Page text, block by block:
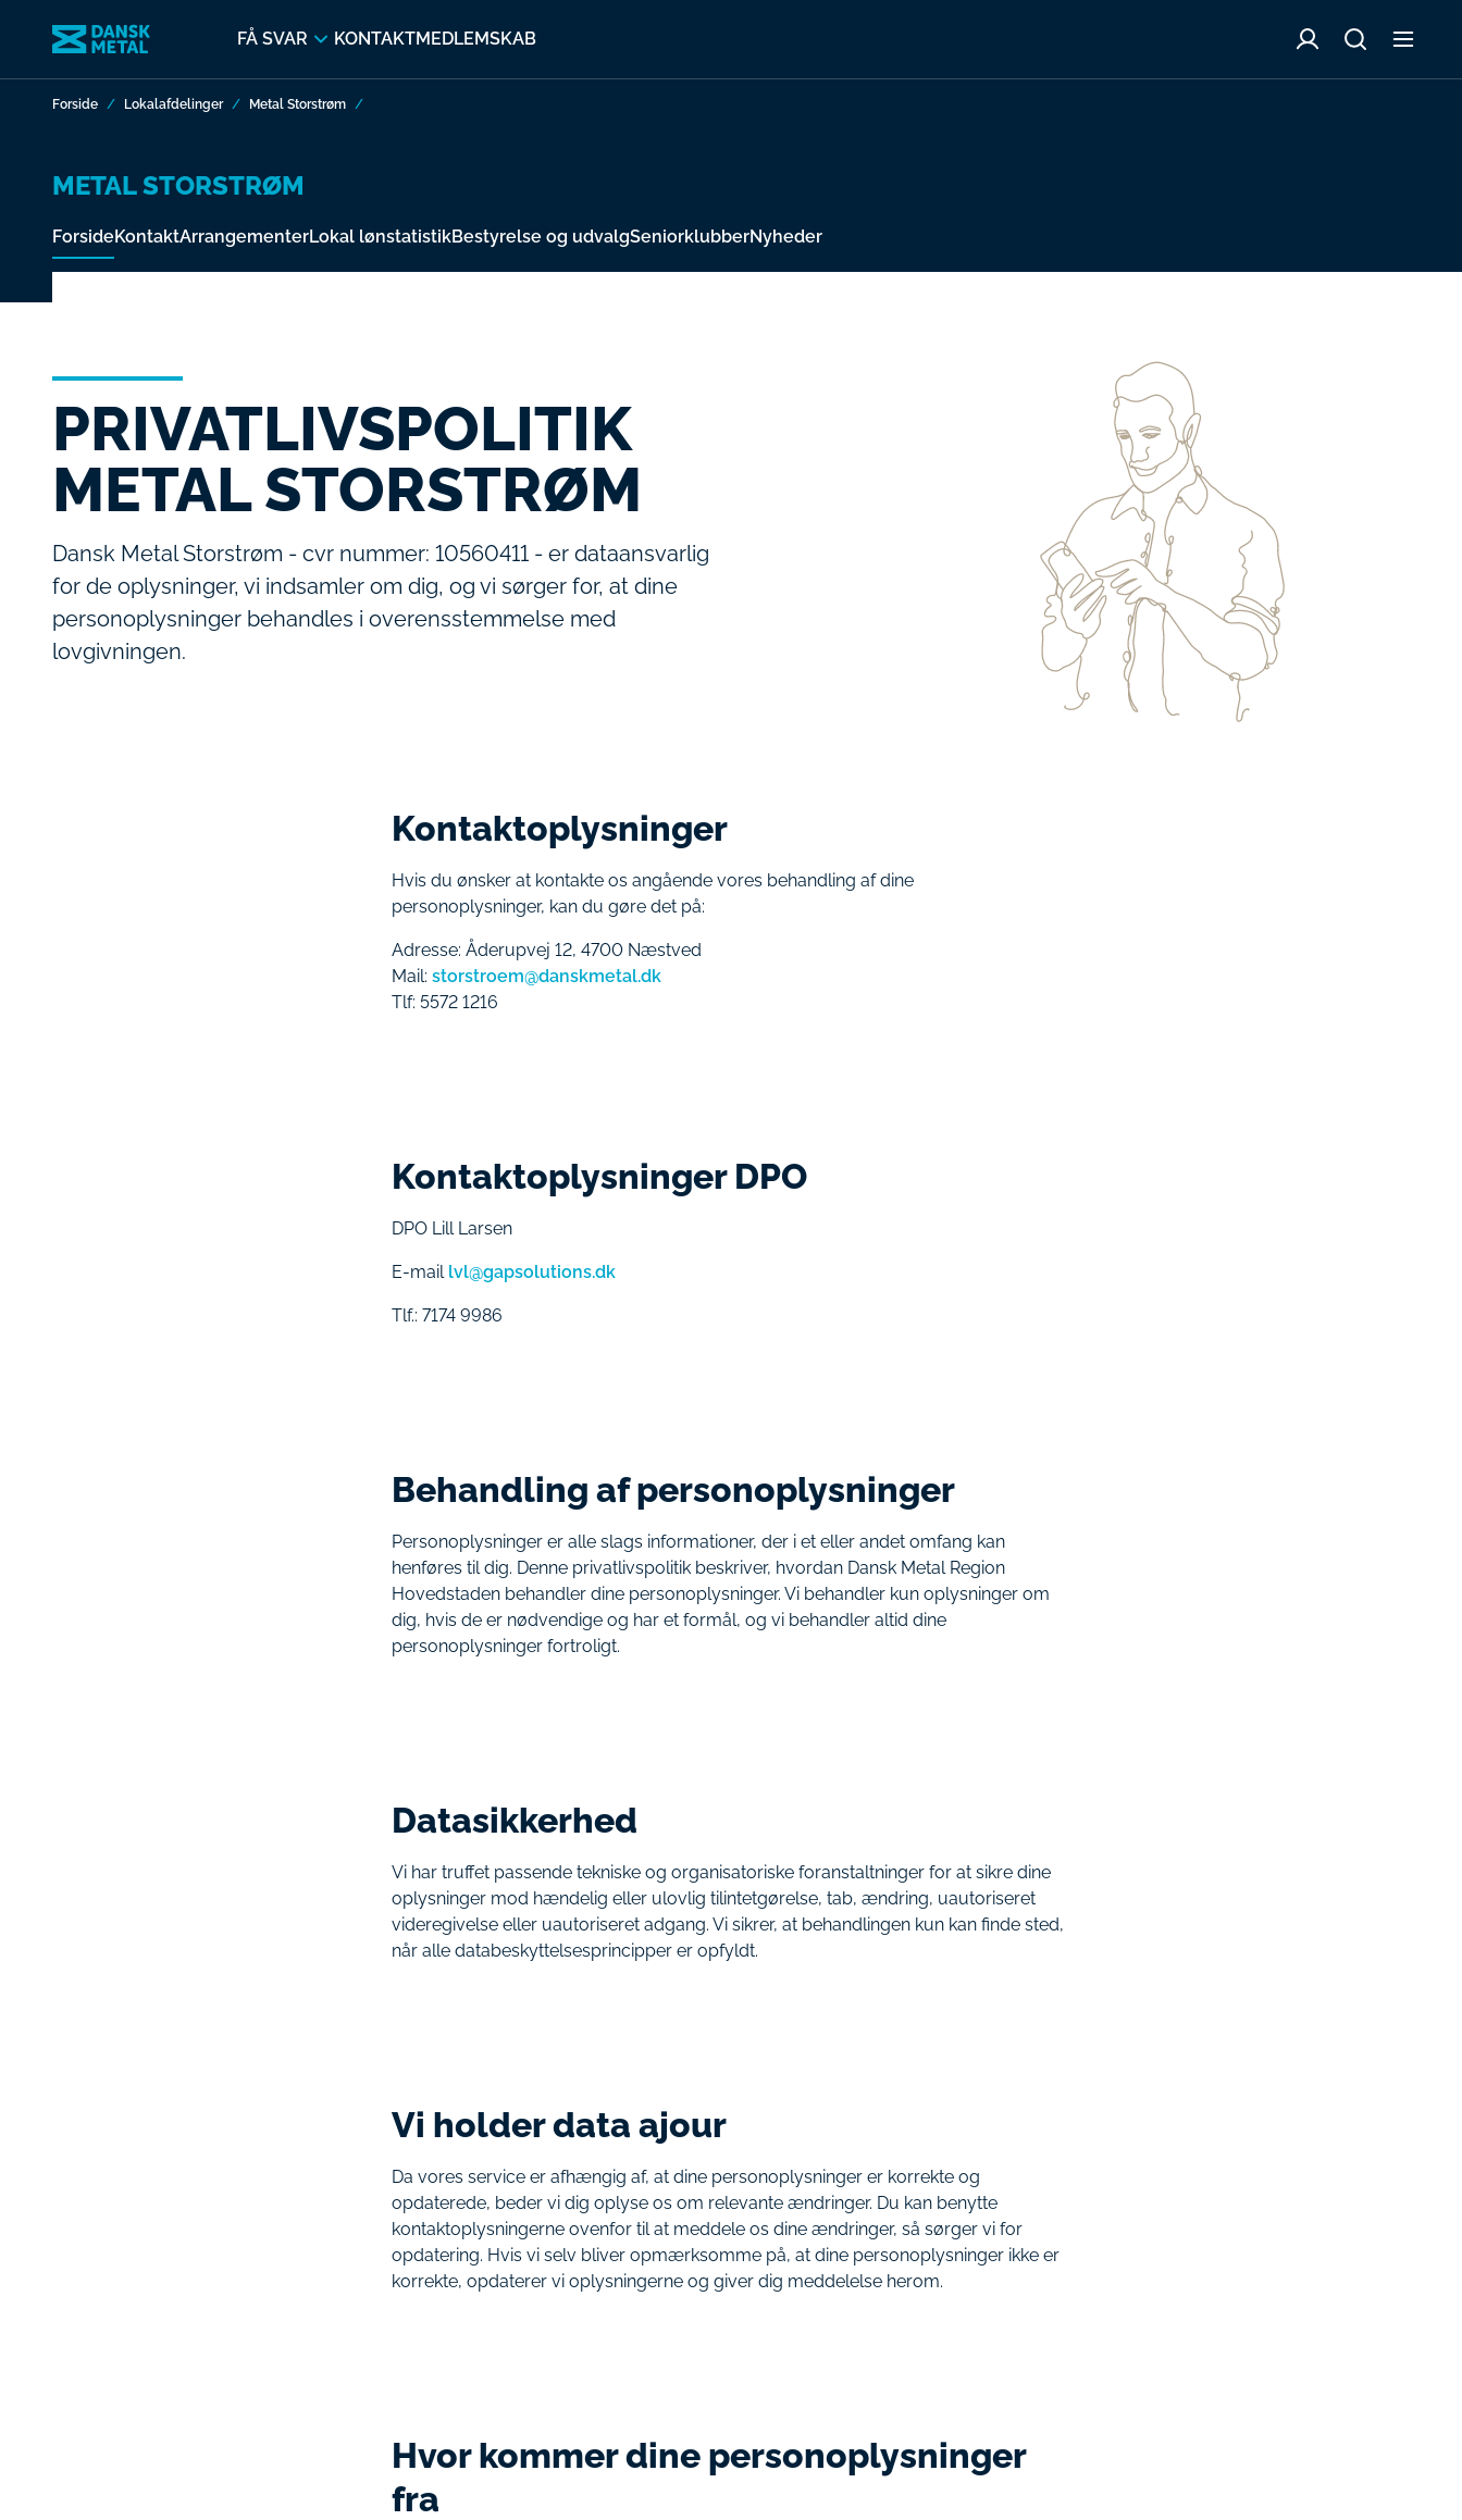
FÅ SVAR KONTAKTMEDLEMSKAB
Forside Lokalafdelinger Metal Storstrøm
METAL STORSTRØM
ForsideKontaktArrangementerLokal lønstatistikBestyrelse og udvalgSeniorklubberNyheder
PRIVATLIVSPOLITIK
METAL STORSTRØM
Dansk Metal Storstrøm - cvr nummer: 10560411 - er dataansvarlig
for de oplysninger, vi indsamler om dig, og vi sørger for, at dine
personoplysninger behandles i overensstemmelse med
lovgivningen.
Kontaktoplysninger
Hvis du ønsker at kontakte os angående vores behandling af dine
personoplysninger, kan du gøre det på:
Adresse: Åderupvej 12, 4700 Næstved
Mail: storstroem@danskmetal.dk
Tlf: 5572 1216
Kontaktoplysninger DPO
DPO Lill Larsen
E-mail lvl@gapsolutions.dk
Tlf.: 7174 9986
Behandling af personoplysninger
Personoplysninger er alle slags informationer, der i et eller andet omfang kan
henføres til dig. Denne privatlivspolitik beskriver, hvordan Dansk Metal Region
Hovedstaden behandler dine personoplysninger. Vi behandler kun oplysninger om
dig, hvis de er nødvendige og har et formål, og vi behandler altid dine
personoplysninger fortroligt.
Datasikkerhed
Vi har truffet passende tekniske og organisatoriske foranstaltninger for at sikre dine
oplysninger mod hændelig eller ulovlig tilintetgørelse, tab, ændring, uautoriseret
videregivelse eller uautoriseret adgang. Vi sikrer, at behandlingen kun kan finde sted,
når alle databeskyttelsesprincipper er opfyldt.
Vi holder data ajour
Da vores service er afhængig af, at dine personoplysninger er korrekte og
opdaterede, beder vi dig oplyse os om relevante ændringer. Du kan benytte
kontaktoplysningerne ovenfor til at meddele os dine ændringer, så sørger vi for
opdatering. Hvis vi selv bliver opmærksomme på, at dine personoplysninger ikke er
korrekte, opdaterer vi oplysningerne og giver dig meddelelse herom.
Hvor kommer dine personoplysninger
fra